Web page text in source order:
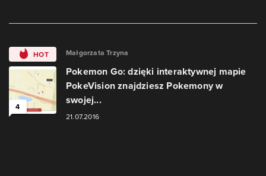
HOT
4
Małgorzata Trzyna
Pokemon Go: dzięki interaktywnej mapie
PokeVision znajdziesz Pokemony w
swojej...
21.07.2016